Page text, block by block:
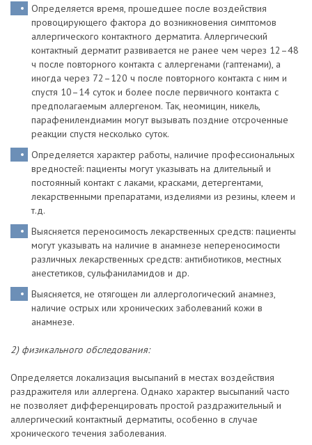
Определяется время, прошедшее после воздействия
провоцирующего фактора до возникновения симптомов
аллергического контактного дерматита. Аллергический
контактный дерматит развивается не ранее чем через 12–48
ч после повторного контакта с аллергенами (гаптенами), а
иногда через 72–120 ч после повторного контакта с ним и
спустя 10–14 суток и более после первичного контакта с
предполагаемым аллергеном. Так, неомицин, никель,
парафенилендиамин могут вызывать поздние отсроченные
реакции спустя несколько суток.
Определяется характер работы, наличие профессиональных
вредностей: пациенты могут указывать на длительный и
постоянный контакт с лаками, красками, детергентами,
лекарственными препаратами, изделиями из резины, клеем и
т.д.
Выясняется переносимость лекарственных средств: пациенты
могут указывать на наличие в анамнезе непереносимости
различных лекарственных средств: антибиотиков, местных
анестетиков, сульфаниламидов и др.
Выясняется, не отягощен ли аллергологический анамнез,
наличие острых или хронических заболеваний кожи в
анамнезе.
2) физикального обследования:
Определяется локализация высыпаний в местах воздействия
раздражителя или аллергена. Однако характер высыпаний часто
не позволяет дифференцировать простой раздражительный и
аллергический контактный дерматиты, особенно в случае
хронического течения заболевания.